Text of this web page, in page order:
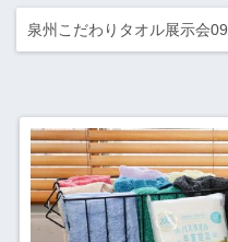
泉州こだわりタオル展示会09